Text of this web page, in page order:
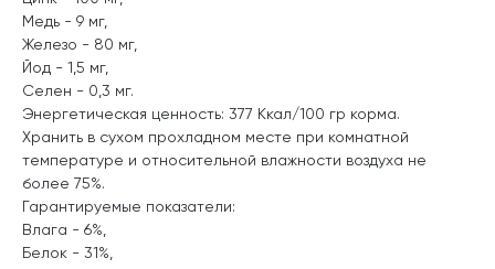
Медь - 9 мг,
Железо - 80 мг,
Йод - 1,5 мг,
Селен - 0,3 мг.
Энергетическая ценность: 377 Ккал/100 гр корма.
Хранить в сухом прохладном месте при комнатной
температуре и относительной влажности воздуха не
более 75%.
Гарантируемые показатели:
Влага - 6%,
Белок - 31%,